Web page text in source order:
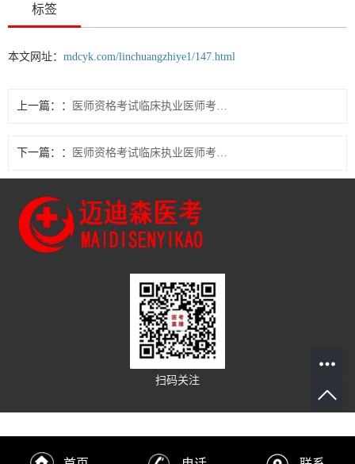
标签
本文网址： mdcyk.com/linchuangzhiye1/147.html
上一篇：
下一篇：
扫码关注